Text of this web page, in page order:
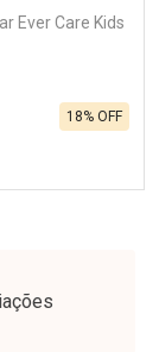
Ever Care Kids
18% OFF